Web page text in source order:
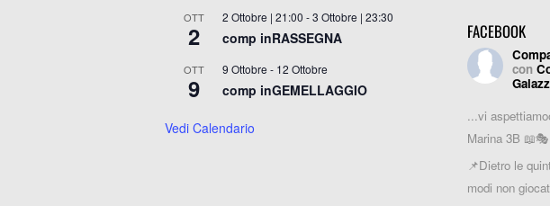
OTT
2
2 Ottobre | 21:00 -3 Ottobre | 23:30
comp inRASSEGNA
OTT
9
9 Ottobre - 12 Ottobre
comp inGEMELLAGGIO
Vedi Calendario
FACEBOOK
con
...vi
Marina 3B
📌Dietro le
modi non